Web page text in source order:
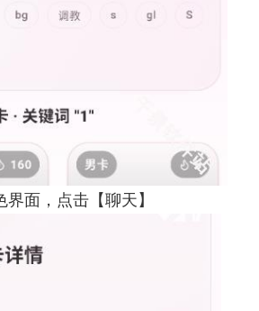
面，点击【聊天】